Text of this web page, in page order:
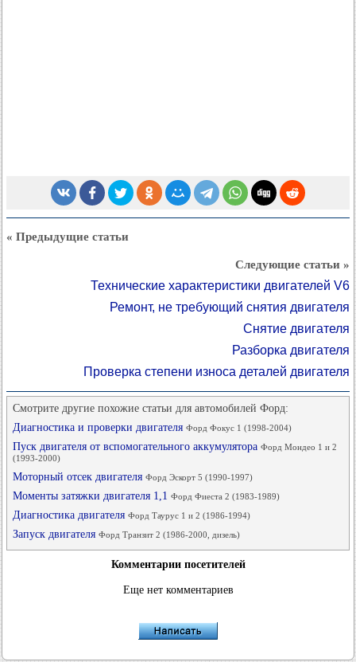
« Предыдущие статьи
Следующие статьи »
Технические характеристики двигателей V6
Ремонт, не требующий снятия двигателя
Снятие двигателя
Разборка двигателя
Проверка степени износа деталей двигателя
Смотрите другие похожие статьи для автомобилей Форд:
Диагностика и проверки двигателя Форд Фокус 1 (1998-2004)
Пуск двигателя от вспомогательного аккумулятора Форд Мондео 1 и 2
(1993-2000)
Моторный отсек двигателя Форд Эскорт 5 (1990-1997)
Моменты затяжки двигателя 1,1 Форд Фиеста 2 (1983-1989)
Диагностика двигателя Форд Таурус 1 и 2 (1986-1994)
Запуск двигателя Форд Транзит 2 (1986-2000, дизель)
Комментарии посетителей
Еще нет комментариев